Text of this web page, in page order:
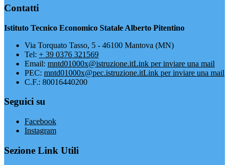
Contatti
Istituto Tecnico Economico Statale Alberto Pitentino
Via Torquato Tasso, 5 - 46100 Mantova (MN)
Tel: + 39 0376 321569
Email: mntd01000x@istruzione.itLink per inviare una mail
PEC: mntd01000x@pec.istruzione.itLink per inviare una mail
C.F.: 80016440200
Seguici su
Facebook
Instagram
Sezione Link Utili